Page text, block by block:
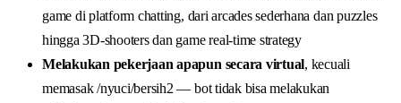
game di platform chatting, dari arcades sederhana dan puzzles
hingga 3D-shooters dan game real-time strategy
Melakukan pekerjaan apapun secara virtual, kecuali
memasak /nyuci/bersih2 — bot tidak bisa melakukan